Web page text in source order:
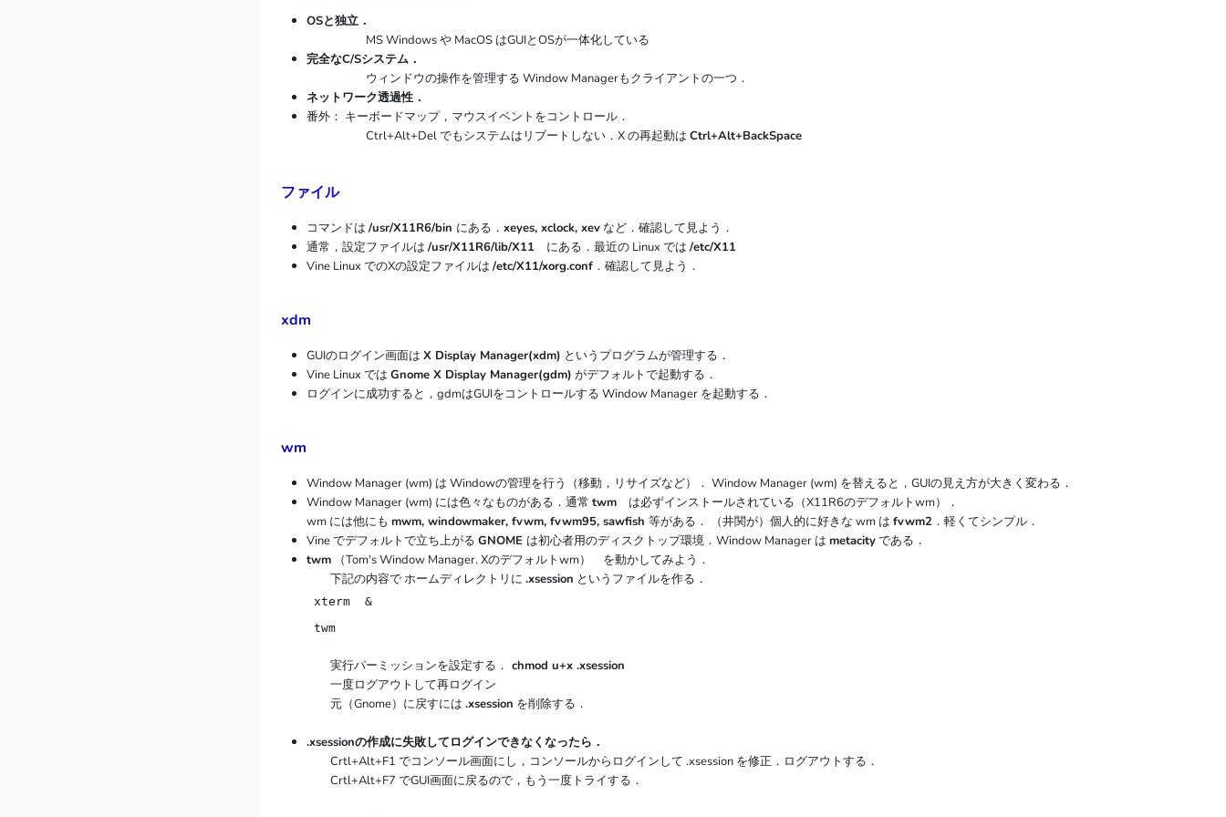
OSと独立．
MS Windows や MacOS はGUIとOSが一体化している
完全なC/Sシステム．
ウィンドウの操作を管理する Window Managerもクライアントの一つ．
ネットワーク透過性．
番外： キーボードマップ，マウスイベントをコントロール．
Ctrl+Alt+Del でもシステムはリブートしない．X の再起動は Ctrl+Alt+BackSpace
ファイル
コマンドは /usr/X11R6/bin にある． xeyes, xclock, xev など．確認して見よう．
通常，設定ファイルは /usr/X11R6/lib/X11 にある．最近の Linux では /etc/X11
Vine Linux でのXの設定ファイルは /etc/X11/xorg.conf ．確認して見よう．
xdm
GUIのログイン画面は X Display Manager(xdm) というプログラムが管理する．
Vine Linux では Gnome X Display Manager(gdm) がデフォルトで起動する．
ログインに成功すると，gdmはGUIをコントロールする Window Manager を起動する．
wm
Window Manager (wm) は Windowの管理を行う（移動，リサイズなど）． Window Manager (wm) を替えると，GUIの見え方が大きく変わる．
Window Manager (wm) には色々なものがある．通常 twm は必ずインストールされている（X11R6のデフォルトwm）．
wm には他にも mwm, windowmaker, fvwm, fvwm95, sawfish 等がある． （井関が）個人的に好きな wm は fvwm2 ．軽くてシンプル．
Vine でデフォルトで立ち上がる GNOME は初心者用のディスクトップ環境．Window Manager は metacityである．
twm （Tom's Window Manager. Xのデフォルトwm） を動かしてみよう．
下記の内容で ホームディレクトリに .xsession というファイルを作る．
xterm  &
twm
実行パーミッションを設定する． chmod u+x .xsession
一度ログアウトして再ログイン
元（Gnome）に戻すには .xsession を削除する．
.xsessionの作成に失敗してログインできなくなったら．
Crtl+Alt+F1 でコンソール画面にし，コンソールからログインして .xsession を修正．ログアウトする．
Crtl+Alt+F7 でGUI画面に戻るので，もう一度トライする．